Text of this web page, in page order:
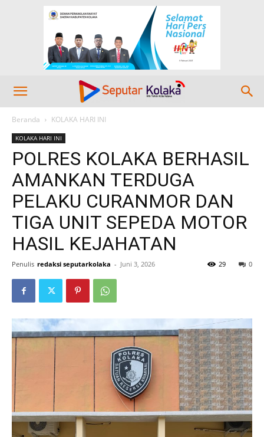
Beranda KOLAKA HARI INI
KOLAKA HARI INI
POLRES KOLAKA BERHASIL
AMANKAN TERDUGA
PELAKU CURANMOR DAN
TIGA UNIT SEPEDA MOTOR
HASIL KEJAHATAN
Penulis redaksi seputarkolaka - Juni 3, 2026 0
29